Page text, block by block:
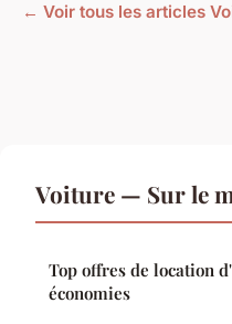
← Voir tous les articles
Voiture — Sur le
Top offres de location
économies